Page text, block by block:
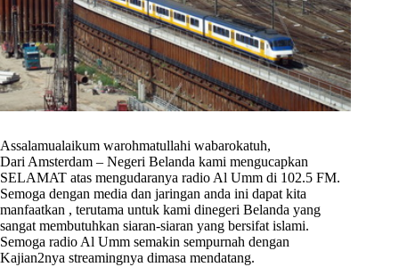
Assalamualaikum warohmatullahi wabarokatuh,
Dari Amsterdam – Negeri Belanda kami mengucapkan
SELAMAT atas mengudaranya radio Al Umm di 102.5 FM.
Semoga dengan media dan jaringan anda ini dapat kita
manfaatkan , terutama untuk kami dinegeri Belanda yang
sangat membutuhkan siaran-siaran yang bersifat islami.
Semoga radio Al Umm semakin sempurnah dengan
Kajian2nya streamingnya dimasa mendatang.